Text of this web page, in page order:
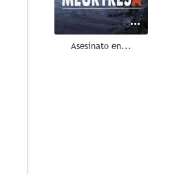
Asesinato en...